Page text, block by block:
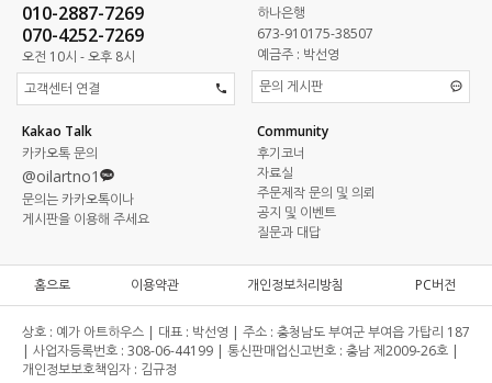
010-2887-7269
070-4252-7269
오전 10시 - 오후 8시
고객센터 연결
하나은행
673-910175-38507
예금주 : 박선영
문의 게시판
Kakao Talk
카카오톡 문의
@oilartno1
문의는 카카오톡이나
게시판을 이용해 주세요
Community
후기코너
자료실
주문제작 문의 및 의뢰
공지 및 이벤트
질문과 대답
홈으로 이용약관 개인정보처리방침 PC버전
상호 : 예가 아트하우스 | 대표 : 박선영 | 주소 : 충청남도 부여군 부여읍 가탑리 187
| 사업자등록번호 : 308-06-44199 | 통신판매업신고번호 : 충남 제2009-26호 |
개인정보보호책임자 : 김규정